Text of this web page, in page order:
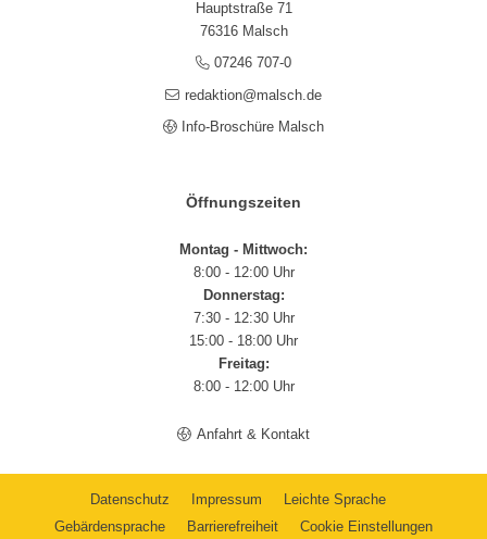
Hauptstraße 71
76316 Malsch
07246 707-0
redaktion@malsch.de
Info-Broschüre Malsch
Öffnungszeiten
Montag - Mittwoch:
8:00 - 12:00 Uhr
Donnerstag:
7:30 - 12:30 Uhr
15:00 - 18:00 Uhr
Freitag:
8:00 - 12:00 Uhr
Anfahrt & Kontakt
Datenschutz Impressum
Leichte Sprache
Gebärdensprache
Barrierefreiheit Cookie Einstellungen